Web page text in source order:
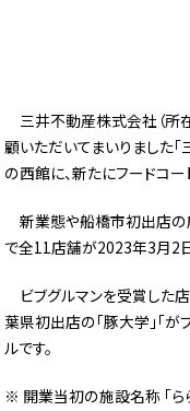
三井不動産株式会社（所
顧いただいてまいりました「
の西館に、新たにフードコー
新業態や船橋市初出店の
で全11店舗が2023年3月2日
ビブグルマンを受賞した
葉県初出店の「豚大学」「
ルです。
※ 開業当初の施設名称 「ら